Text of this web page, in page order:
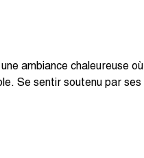
ambiance chaleureuse
Se sentir soutenu par